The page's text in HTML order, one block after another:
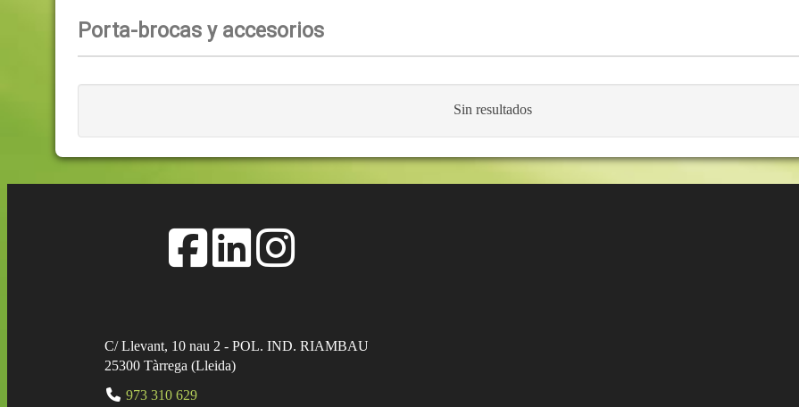
Porta-brocas y accesorios
Sin resultados
C/ Llevant, 10 nau 2 - POL. IND. RIAMBAU
25300 Tàrrega (Lleida)
973 310 629